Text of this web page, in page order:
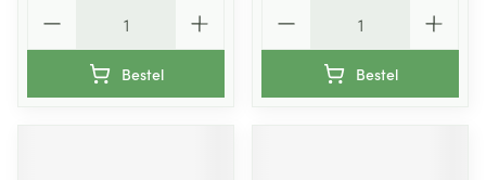
Bestel Bestel